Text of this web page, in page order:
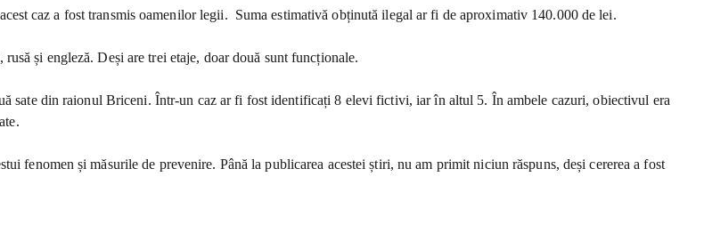
caz a fost transmis oamenilor legii. Suma estimativă obținută ilegal ar fi de aproximativ 140.000 de lei.
și engleză. Deși are trei etaje, doar două sunt funcționale.
sate din raionul Briceni. Într-un caz ar fi fost identificați 8 elevi fictivi, iar în altul 5. În ambele cazuri, obiectivul era
fenomen și măsurile de prevenire. Până la publicarea acestei știri, nu am primit niciun răspuns, deși cererea a fost